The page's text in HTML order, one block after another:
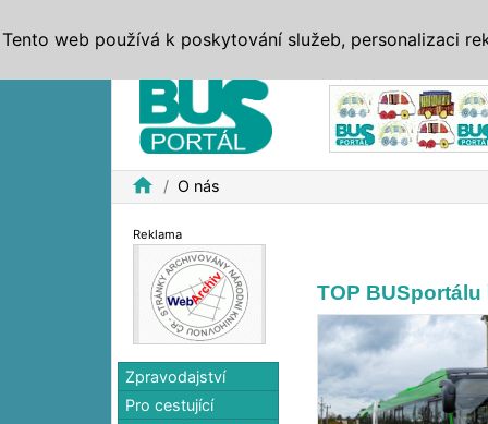
home O nás
Reklama
Zpravodajství
Pro cestující
TOP BUSportálu
Tento web používá k poskytování služeb, personalizaci